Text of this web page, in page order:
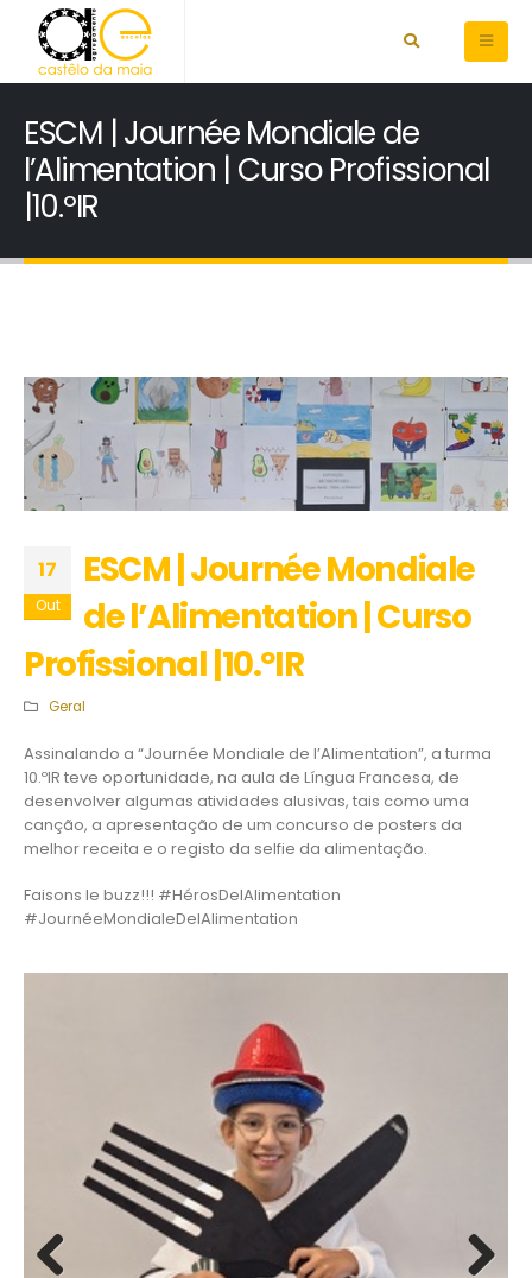
ESCM | Journée Mondiale de
l’Alimentation | Curso Profissional
|10.ºIR
17
Out
ESCM | Journée Mondiale
de l’Alimentation | Curso
Profissional |10.ºIR
Geral
Assinalando a “Journée Mondiale de l’Alimentation”, a turma
10.ºIR teve oportunidade, na aula de Língua Francesa, de
desenvolver algumas atividades alusivas, tais como uma
canção, a apresentação de um concurso de posters da
melhor receita e o registo da selfie da alimentação.
Faisons le buzz!!! #HérosDelAlimentation
#JournéeMondialeDelAlimentation